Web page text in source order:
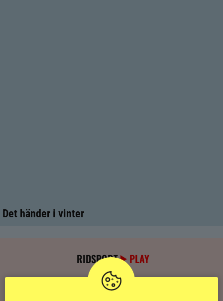
Det händer i vinter
RIDSPORT PLAY
Kolla klippet: Sju av nio stilpassmedaljer
till Sverige – se de tre guldloppen